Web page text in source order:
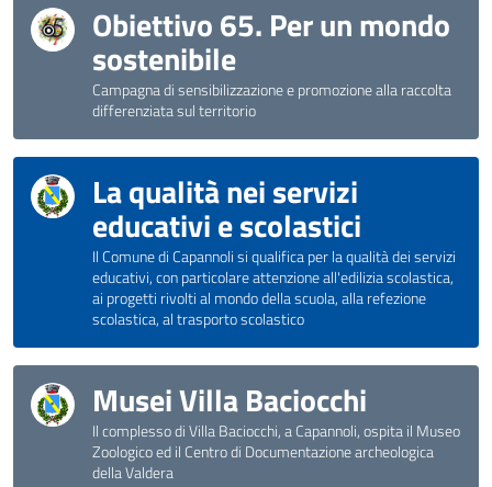
Obiettivo 65. Per un mondo
sostenibile
Campagna di sensibilizzazione e promozione alla raccolta
differenziata sul territorio
La qualità nei servizi
educativi e scolastici
Il Comune di Capannoli si qualifica per la qualità dei servizi
educativi, con particolare attenzione all'edilizia scolastica,
ai progetti rivolti al mondo della scuola, alla refezione
scolastica, al trasporto scolastico
Musei Villa Baciocchi
Il complesso di Villa Baciocchi, a Capannoli, ospita il Museo
Zoologico ed il Centro di Documentazione archeologica
della Valdera